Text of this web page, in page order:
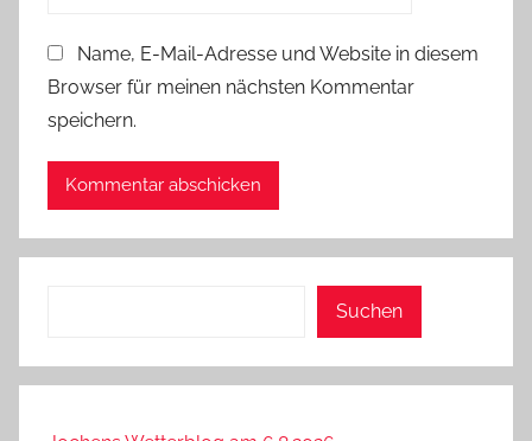
Name, E-Mail-Adresse und Website in diesem
Browser für meinen nächsten Kommentar
speichern.
Suchen